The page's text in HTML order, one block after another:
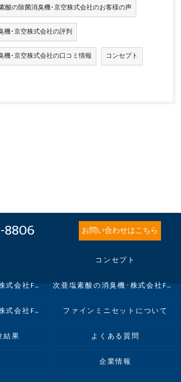
酸の除菌消臭機･京空株式会社のお客様の声
機･京空株式会社の評判
機･京空株式会社の口コミ情報 コンセプト
8806 お問い合わせはこちら
コンセプト
次亜塩素酸の消臭機･株式会社FMIの口コミ情報 次亜塩素酸の消臭機･株式会社FMIの評判
次亜塩素酸の消臭機･株式会社FMIのお客様の声 ファインミニセットについて
結果 よくある質問
企業情報